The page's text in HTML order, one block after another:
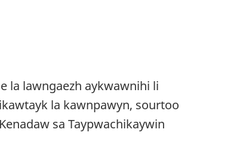
la lawngaezh aykwawnihi li
la kawnpawyn, sourtoo
sa Taypwachikaywin